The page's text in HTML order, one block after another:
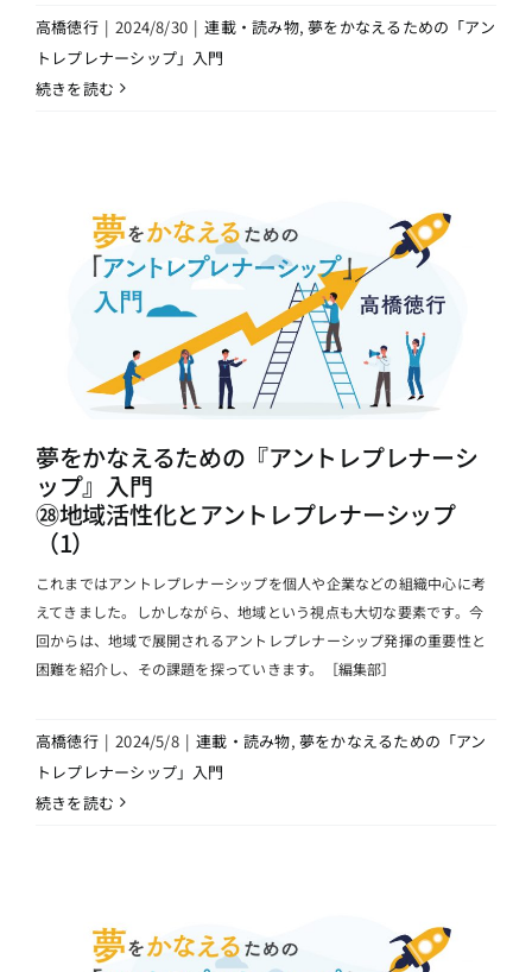
高橋徳行 | 2024/8/30 | 連載・読み物,夢をかなえるための「アン
トレプレナーシップ」入門
続きを読む
夢をかなえるための『アントレプレナーシ
ップ』入門
㉘地域活性化とアントレプレナーシップ
（1）
これまではアントレプレナーシップを個人や企業などの組織中心に考
えてきました。しかしながら、地域という視点も大切な要素です。今
回からは、地域で展開されるアントレプレナーシップ発揮の重要性と
困難を紹介し、その課題を探っていきます。［編集部］
高橋徳行 | 2024/5/8 | 連載・読み物, 夢をかなえるための「アン
トレプレナーシップ」入門
続きを読む